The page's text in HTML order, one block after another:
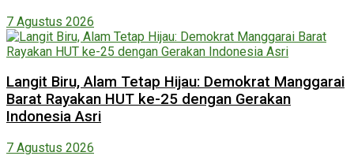
7 Agustus 2026
Langit Biru, Alam Tetap Hijau: Demokrat Manggarai
Barat Rayakan HUT ke-25 dengan Gerakan
Indonesia Asri
7 Agustus 2026